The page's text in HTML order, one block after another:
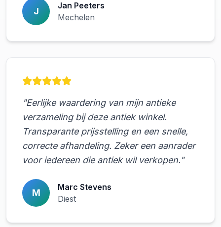
J
Jan Peeters
Mechelen
"Eerlijke waardering van mijn antieke
verzameling bij deze antiek winkel.
Transparante prijsstelling en een snelle,
correcte afhandeling. Zeker een aanrader
voor iedereen die antiek wil verkopen."
M
Marc Stevens
Diest